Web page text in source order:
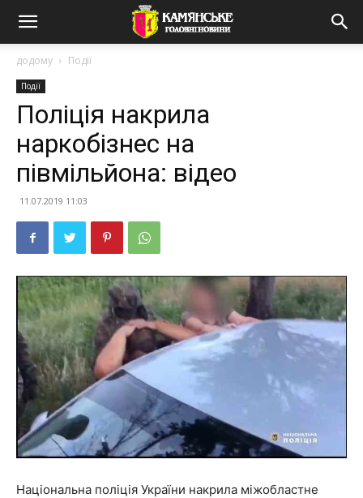
додому Події
Події
Поліція накрила
наркобізнес на
півмільйона: відео
11.07.2019 11:03
Національна поліція України накрила міжобластне